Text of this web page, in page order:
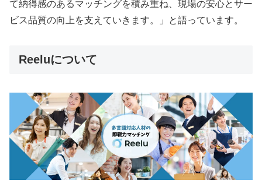
て納得感のあるマッチングを積み重ね、現場の安心とサー
ビス品質の向上を支えていきます。」と語っています。
Reeluについて